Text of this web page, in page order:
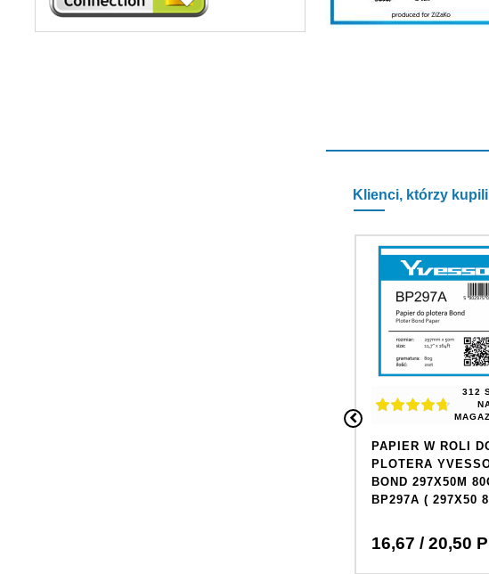
Klienci, którzy
312
PAPIER W ROLI
PLOTERA
BOND 297X50M
BP297A ( 297X50
16,67 / 20,50